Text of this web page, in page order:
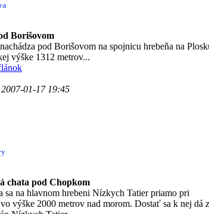
Borišovom
pod Borišovom na spojnicu hrebeňa na
výške 1312 metrov...
01-17 19:45
chata pod Chopkom
sa na hlavnom hrebeni Nízkych Tatier priamo pri
výške 2000 metrov nad morom. Dostať sa k nej dá z